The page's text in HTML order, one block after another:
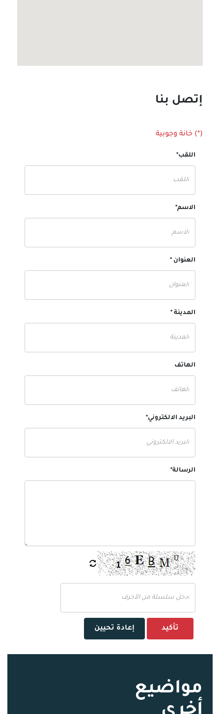
إتصل بنا
(*) خانة وجوبية
اللقب*
الاسم*
العنوان *
المدينة *
الهاتف
البريد الالكتروني*
الرسالة*
تأكيد إعادة تحيين
مواضيع